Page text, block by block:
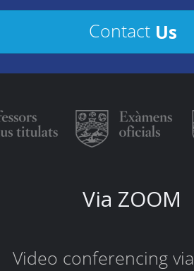
Contact Us
Via ZOOM
Video conferencing